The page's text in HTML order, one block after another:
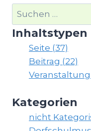
Suchen
nach:
Inhaltstypen
Seite (37)
Beitrag (22)
Veranstaltung
Kategorien
nicht